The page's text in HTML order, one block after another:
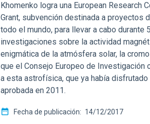
Khomenko logra una European Research
Grant, subvención destinada a proyectos
todo el mundo, para llevar a cabo durante
investigaciones sobre la actividad
enigmática de la atmósfera solar, la
que el Consejo Europeo de Investigación
a esta astrofísica, que ya había disfrutado
aprobada en 2011.
Fecha de publicación 14/12/2017